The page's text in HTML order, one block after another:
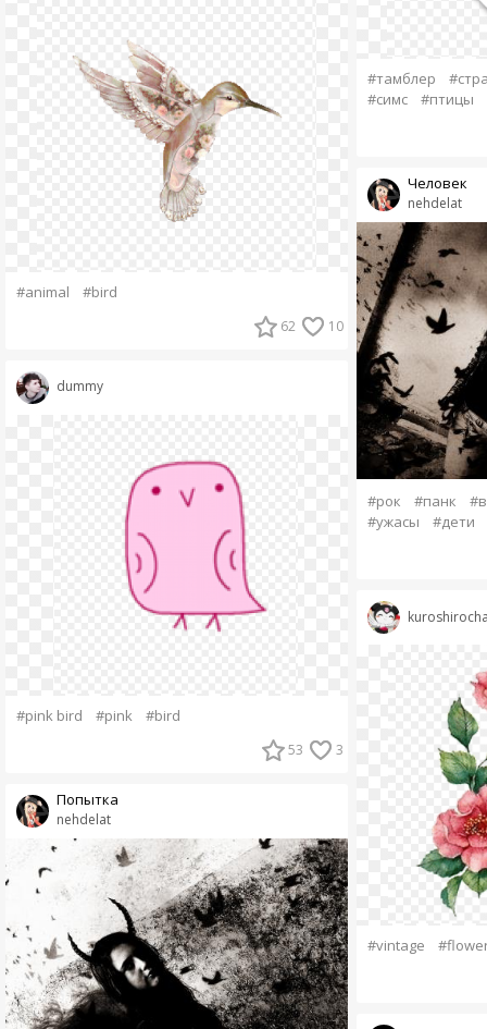
#animal #bird
62 10
dummy
#pink bird #pink #bird
53 3
nehdelat
Попытка
#тамблер
#симс
#птицы
nehdelat
Человек
#рок #панк
#ужасы
#дети
#vintage